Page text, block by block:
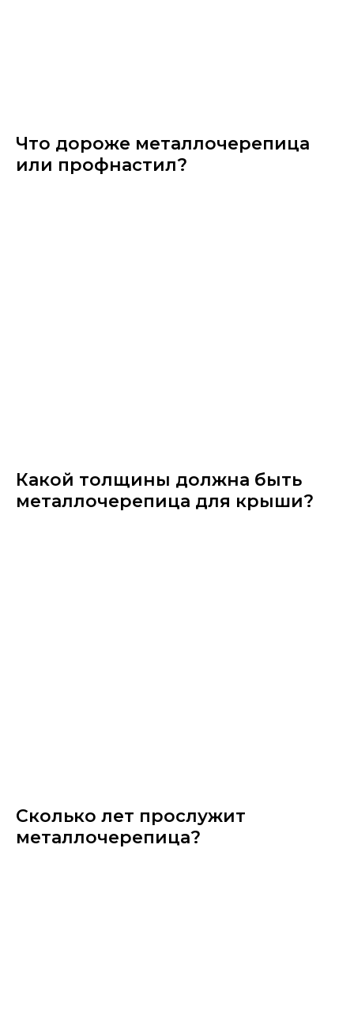
Что дороже металлочерепица​
или профнастил?
Какой толщины должна быть
металлочерепица для крыши?
Сколько лет прослужит
металлочерепица?